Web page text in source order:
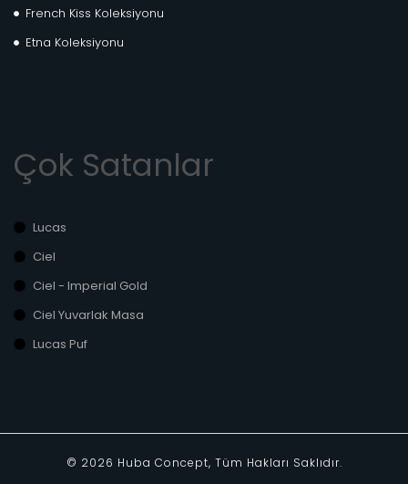
French Kiss Koleksiyonu
Etna Koleksiyonu
Çok Satanlar
Lucas
Ciel
Ciel - Imperial Gold
Ciel Yuvarlak Masa
Lucas Puf
© 2026 Huba Concept, Tüm Hakları Saklıdır.